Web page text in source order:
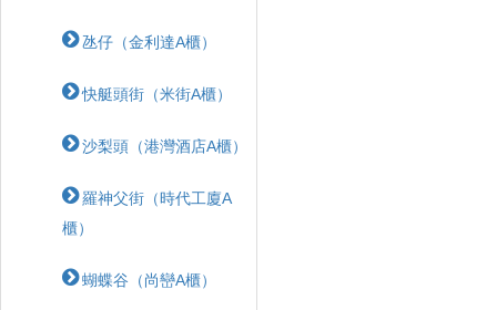
氹仔（金利達A櫃）
快艇頭街（米街A櫃）
沙梨頭（港灣酒店A櫃）
羅神父街（時代工廈A
櫃）
蝴蝶⾕（尚巒A櫃）